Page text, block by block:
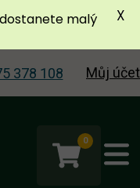
378 108 Můj účet
0
malý
X